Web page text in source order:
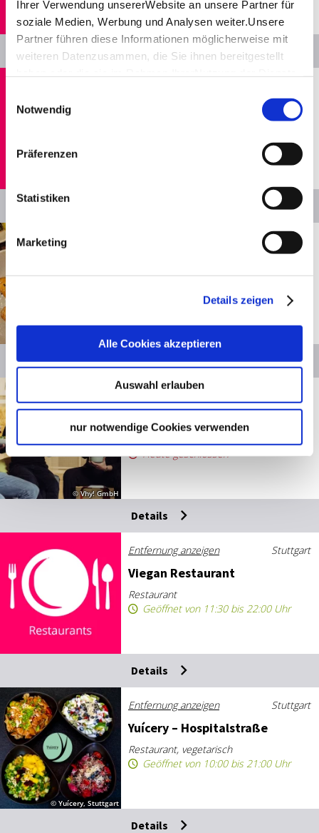
Ihrer Verwendung unsererWebsite an unsere Partner für
soziale Medien, Werbung und Analysen weiter.Unsere
Partner führen diese Informationen möglicherweise mit
weiteren Datenzusammen, die Sie ihnen bereitgestellt
Impressum
Notwendig
Präferenzen
Statistiken
Marketing
Details zeigen
Alle Cookies akzeptieren
Auswahl erlauben
nur notwendige Cookies verwenden
Details
PLANT­BUILT Green Can­teen
© SMG
Stuttgart
Geöffnet von 11:30 bis 15:00 Uhr
Details
© Vhy! GmbH
Heute geschlossen
Details
Entfernung anzeigen Stuttgart
Vie­gan Re­stau­rant
Restaurant
Geöffnet von 11:30 bis 22:00 Uhr
Details
© Yuícery, Stuttgart
Entfernung anzeigen Stuttgart
Yuí­ce­ry – Hos­pi­tal­stra­ße
Restaurant, vegetarisch
Geöffnet von 10:00 bis 21:00 Uhr
Details